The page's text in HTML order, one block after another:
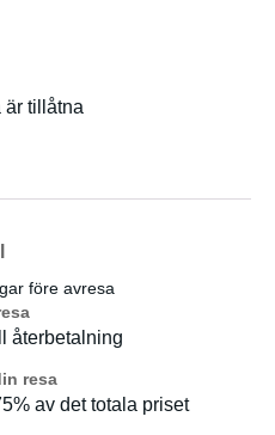
är tillåtna
före avresa
återbetalning
resa
av det totala priset